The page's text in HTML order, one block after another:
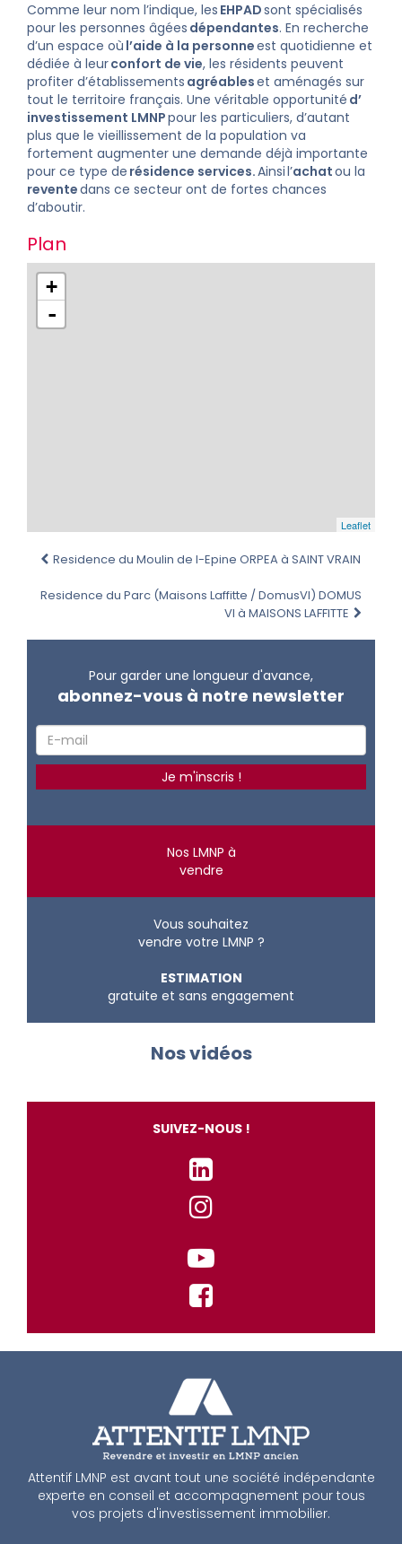
Comme leur nom l’indique, les EHPADsont spécialisés
pour les personnes âgées dépendantes. En recherche
d’un espace où l’aide à la personneest quotidienne et
dédiée à leurconfort de vie, les résidents peuvent
profiter d’établissements agréableset aménagés sur
tout le territoire français. Une véritable opportunité d’
investissement LMNPpour les particuliers, d’autant
plus que le vieillissement de la population va
fortement augmenter une demande déjà importante
pour ce type de résidence services.Ainsil’achatou la
reventedans ce secteur ont de fortes chances
d’aboutir.
Plan
+
-
Leaflet
Residence du Moulin de l-Epine ORPEA à SAINT VRAIN
Residence du Parc (Maisons Laffitte / DomusVI) DOMUS
VI à MAISONS LAFFITTE
Pour garder une longueur d'avance,
abonnez-vous à notre newsletter
Nos LMNP à
vendre
Vous souhaitez
vendre votre LMNP ?
ESTIMATION
gratuite et sans engagement
Nos vidéos
SUIVEZ-NOUS !
Attentif LMNP est avant tout une société indépendante
experte en conseil et accompagnement pour tous
vos projets d'investissement immobilier.